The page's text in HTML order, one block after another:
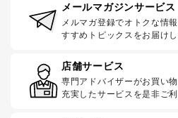
メールマガジンサービス
メルマガ登録でオトクな情
すすめトピックスをお届けし
店舗サービス
専門アドバイザーがお買い
充実したサービスを是非ご利